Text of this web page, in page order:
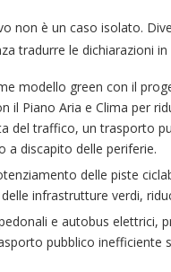
non è un caso isolato.
tradurre le dichiarazioni
modello green con il
il Piano Aria e Clima per
del traffico, un trasporto
a discapito delle periferie.
delle piste
infrastrutture verdi,
e autobus elettrici,
pubblico inefficiente